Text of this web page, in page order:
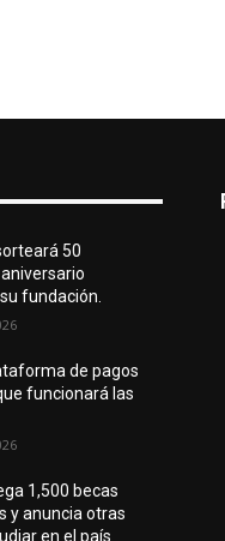
50
fundación.
de pagos
funcionará las
1,500 becas
y anuncia otras
en el país